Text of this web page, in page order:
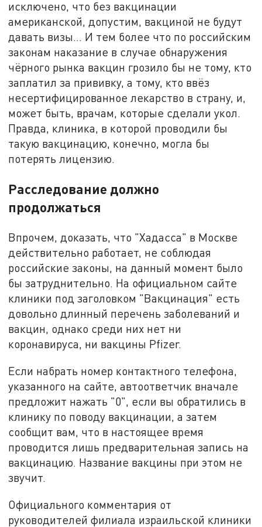
исключено, что без вакцинации
американской, допустим, вакциной не будут
давать визы… И тем более что по российским
законам наказание в случае обнаружения
чёрного рынка вакцин грозило бы не тому, кто
заплатил за прививку, а тому, кто ввёз
несертифицированное лекарство в страну, и,
может быть, врачам, которые сделали укол.
Правда, клиника, в которой проводили бы
такую вакцинацию, конечно, могла бы
потерять лицензию.
Расследование должно
продолжаться
Впрочем, доказать, что "Хадасса" в Москве
действительно работает, не соблюдая
российские законы, на данный момент было
бы затруднительно. На официальном сайте
клиники под заголовком "Вакцинация" есть
довольно длинный перечень заболеваний и
вакцин, однако среди них нет ни
коронавируса, ни вакцины Pfizer.
Если набрать номер контактного телефона,
указанного на сайте, автоответчик вначале
предложит нажать "0", если вы обратились в
клинику по поводу вакцинации, а затем
сообщит вам, что в настоящее время
проводится лишь предварительная запись на
вакцинацию. Название вакцины при этом не
звучит.
Официального комментария от
руководителей филиала израильской клиники